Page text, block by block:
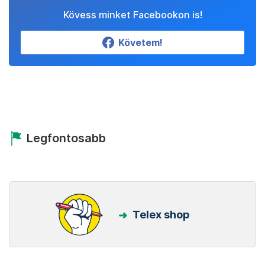
Kövess minket Facebookon is!
Követem!
Legfontosabb
Telex shop